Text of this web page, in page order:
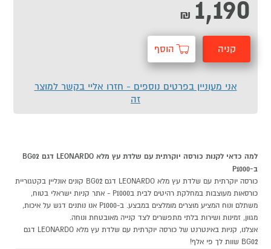
1,190
₪
קניה הוסף
אני מעוניין בפרטים נוספים - חזרו אליי בקשר למוצר
זה
למה כדאי לקנות כורסה יוקרתית עם שלדת עץ מלא LEONARDO דגם BG02
ב-P1000
כורסה יוקרתית עם שלדת עץ מלא LEONARDO דגם BG02 קונים אונליין בקטגוריית
כורסאות מעוצבות במחלקת רהיטים לבית בP1000 - אתר קניות ישראלי בטוח,
משתלם ונוח המציע מוצרים מומלצים במבצע. ב-P1000 אנו נותנים דגש על איכות,
מגוון, זמינות ושירות בלתי מתפשרים לצד קנייה מאובטחת ונוחה.
אצלנו, קניות באינטרנט של כורסה יוקרתית עם שלדת עץ מלא LEONARDO דגם
BG02 שוות לך פי אלף!